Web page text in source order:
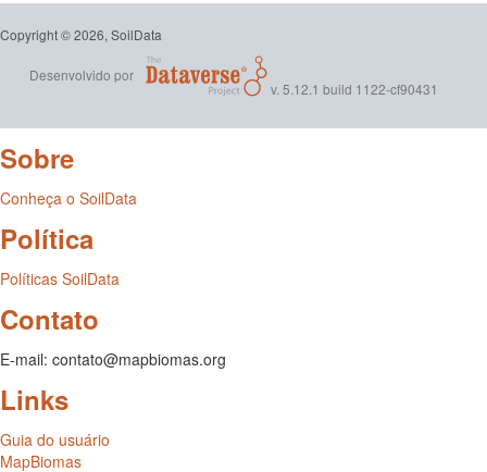
Copyright © 2026, SoilData
Desenvolvido por
v. 5.12.1 build 1122-cf90431
Sobre
Conheça o SoilData
Política
Políticas SoilData
Contato
E-mail: contato@mapbiomas.org
Links
Guia do usuário
MapBiomas